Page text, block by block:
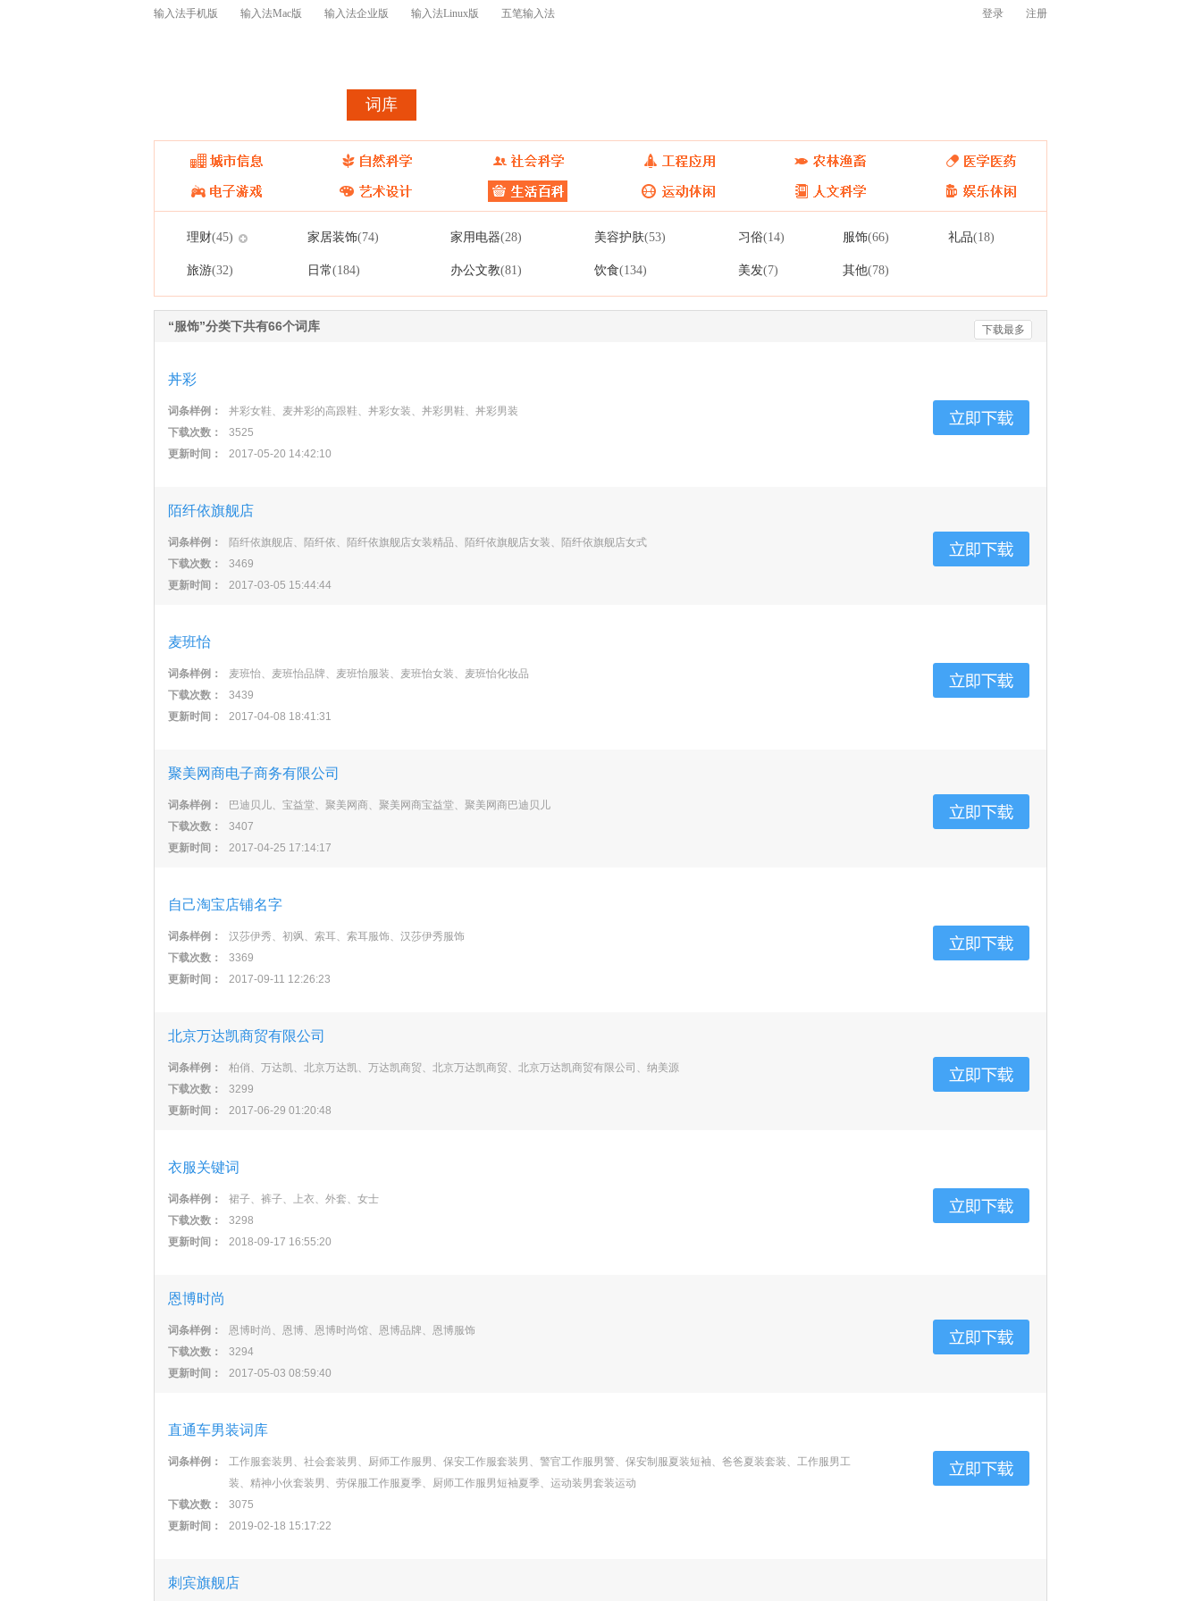
输入法手机版 输入法Mac版 输入法企业版 输入法Linux版 五笔输入法 注册
登录
词库
理财(45) 家居装饰(74) 家用电器(28) 美容护肤(53) 习俗(14) 服饰(66) 礼品(18)
旅游(32) 日常(184) 办公文教(81) 饮食(134) 美发(7) 其他(78)
“服饰”分类下共有66个词库 下载最多
丼彩
词条样例：
丼彩女鞋、麦丼彩的高跟鞋、丼彩女装、丼彩男鞋、丼彩男装
下载次数：
3525
更新时间：
2017-05-20 14:42:10
陌纤依旗舰店
词条样例：
陌纤依旗舰店、陌纤依、陌纤依旗舰店女装精品、陌纤依旗舰店女装、陌纤依旗舰店女式
下载次数：
3469
更新时间：
2017-03-05 15:44:44
麦班怡
词条样例：
麦班怡、麦班怡品牌、麦班怡服装、麦班怡女装、麦班怡化妆品
下载次数：
3439
更新时间：
2017-04-08 18:41:31
聚美网商电子商务有限公司
词条样例：
巴迪贝儿、宝益堂、聚美网商、聚美网商宝益堂、聚美网商巴迪贝儿
下载次数：
3407
更新时间：
2017-04-25 17:14:17
自己淘宝店铺名字
词条样例：
汉莎伊秀、初飒、索耳、索耳服饰、汉莎伊秀服饰
下载次数：
3369
更新时间：
2017-09-11 12:26:23
北京万达凯商贸有限公司
词条样例：
柏俏、万达凯、北京万达凯、万达凯商贸、北京万达凯商贸、北京万达凯商贸有限公司、纳美源
下载次数：
3299
更新时间：
2017-06-29 01:20:48
衣服关键词
词条样例：
裙子、裤子、上衣、外套、女士
下载次数：
3298
更新时间：
2018-09-17 16:55:20
恩博时尚
词条样例：
恩博时尚、恩博、恩博时尚馆、恩博品牌、恩博服饰
下载次数：
3294
更新时间：
2017-05-03 08:59:40
直通车男装词库
词条样例：
工作服套装男、社会套装男、厨师工作服男、保安工作服套装男、警官工作服男警、保安制服夏装短袖、爸爸夏装套装、工作服男工
装、精神小伙套装男、劳保服工作服夏季、厨师工作服男短袖夏季、运动装男套装运动
下载次数：
3075
更新时间：
2019-02-18 15:17:22
刺宾旗舰店